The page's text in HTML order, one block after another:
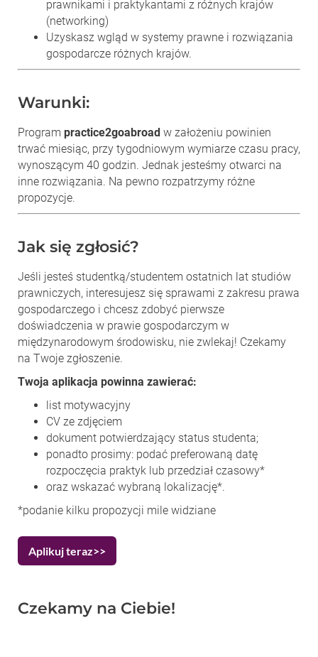
prawnikami i praktykantami z różnych krajów
(networking)
Uzyskasz wgląd w systemy prawne i rozwiązania
gospodarcze różnych krajów.
Warunki:
Program practice2goabroad w założeniu powinien
trwać miesiąc, przy tygodniowym wymiarze czasu pracy,
wynoszącym 40 godzin. Jednak jesteśmy otwarci na
inne rozwiązania. Na pewno rozpatrzymy różne
propozycje.
Jak się zgłosić?
Jeśli jesteś studentką/studentem ostatnich lat studiów
prawniczych, interesujesz się sprawami z zakresu prawa
gospodarczego i chcesz zdobyć pierwsze
doświadczenia w prawie gospodarczym w
międzynarodowym środowisku, nie zwlekaj! Czekamy
na Twoje zgłoszenie.
Twoja aplikacja powinna zawierać:
list motywacyjny
CV ze zdjęciem
dokument potwierdzający status studenta;
ponadto prosimy: podać preferowaną datę
rozpoczęcia praktyk lub przedział czasowy*
oraz wskazać wybraną lokalizację*.
*podanie kilku propozycji mile widziane
Aplikuj teraz>>
Czekamy na Ciebie!